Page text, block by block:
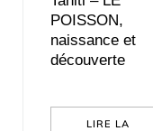
POISSON,
naissance et
découverte
LIRE LA